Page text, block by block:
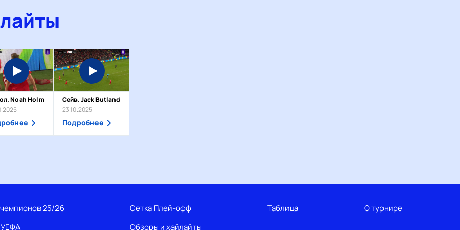
Noah Holm
Сейв. Jack Butland
23.10.2025
Подробнее
25/26
Сетка Плей-офф
Обзоры и хайлайты
Таблица О турнире